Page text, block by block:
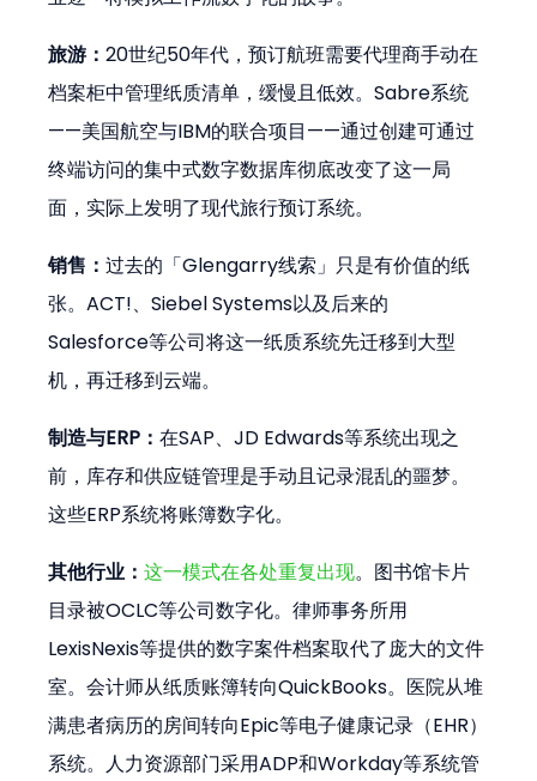
旅游：20世纪50年代，预订航班需要代理商手动在
档案柜中管理纸质清单，缓慢且低效。Sabre系统
——美国航空与IBM的联合项目——通过创建可通过
终端访问的集中式数字数据库彻底改变了这一局
面，实际上发明了现代旅行预订系统。
销售：过去的「Glengarry线索」只是有价值的纸
张。ACT!、Siebel Systems以及后来的
Salesforce等公司将这一纸质系统先迁移到大型
机，再迁移到云端。
制造与ERP：在SAP、JD Edwards等系统出现之
前，库存和供应链管理是手动且记录混乱的噩梦。
这些ERP系统将账簿数字化。
其他行业：这一模式在各处重复出现。图书馆卡片
目录被OCLC等公司数字化。律师事务所用
LexisNexis等提供的数字案件档案取代了庞大的文件
室。会计师从纸质账簿转向QuickBooks。医院从堆
满患者病历的房间转向Epic等电子健康记录（EHR）
系统。人力资源部门采用ADP和Workday等系统管